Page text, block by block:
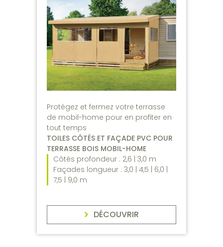
Protégez et fermez votre terrasse
de mobil-home pour en profiter en
tout temps
TOILES CÔTÉS ET FAÇADE PVC POUR
TERRASSE BOIS MOBIL-HOME
Côtés profondeur : 2,6 | 3,0 m
Façades longueur : 3,0 | 4,5 | 6,0 |
7,5 | 9,0 m
DÉCOUVRIR